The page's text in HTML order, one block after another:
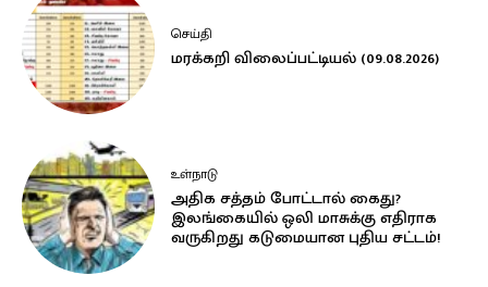
செய்தி
மரக்கறி விலைப்பட்டியல் (09.08.2026)
உள்நாடு
அதிக சத்தம் போட்டால் கைது?
இலங்கையில் ஒலி மாசுக்கு எதிராக
வருகிறது கடுமையான புதிய சட்டம்!